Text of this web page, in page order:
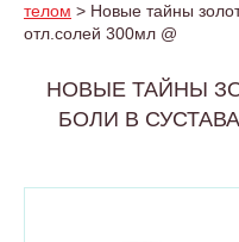
телом > Новые тайны
отл.солей 300мл @
НОВЫЕ ТАЙНЫ
БОЛИ В